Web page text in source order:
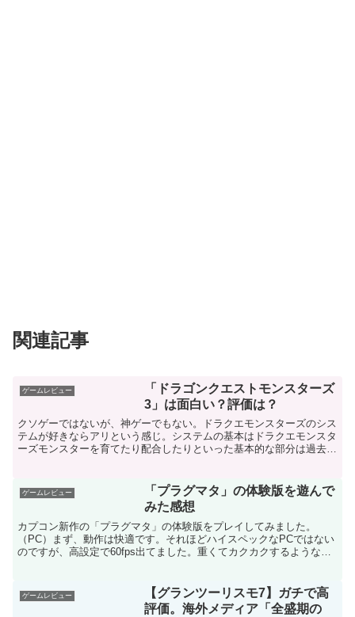
関連記事
ゲームレビュー
「ドラゴンクエストモンスターズ
3」は面白い？評価は？
クソゲーではないが、神ゲーでもない。ドラクエモンスターズのシス
テムが好きならアリという感じ。システムの基本はドラクエモンスタ
ーズモンスターを育てたり配合したりといった基本的な部分は過去作
ゲームレビュー
「プラグマタ」の体験版を遊んで
みた感想
カプコン新作の「プラグマタ」の体験版をプレイしてみました。
（PC）まず、動作は快適です。それほどハイスペックなPCではない
のですが、高設定で60fps出てました。重くてカクカクするようなこ
ゲームレビュー
【グランツーリスモ7】ガチで高
評価。海外メディア「全盛期の